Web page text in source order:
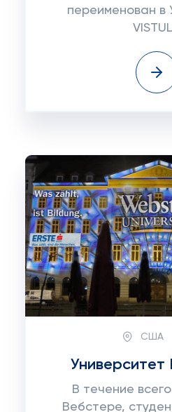
переименован в
США
Университет
В течение
Вебстере,